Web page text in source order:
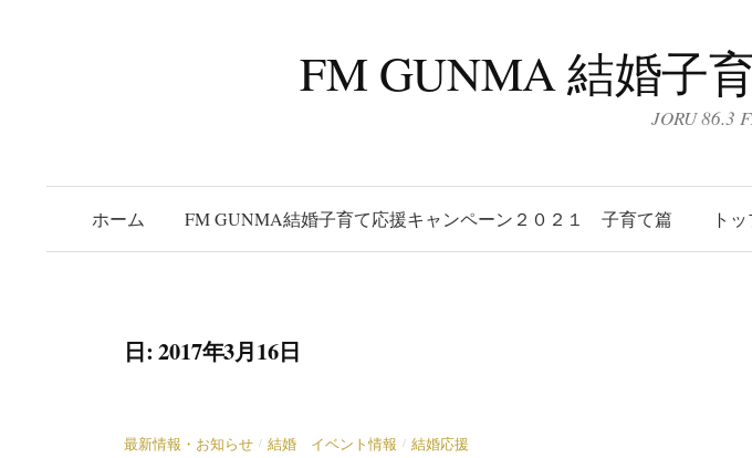
FM GUNMA 結婚子
JORU 86.3
ホーム FM GUNMA結婚子育て応援キャンペーン２０２１ 子育て篇 ト
日:2017年3月16日
最新情報・お知らせ / 結婚 イベント情報 / 結婚応援